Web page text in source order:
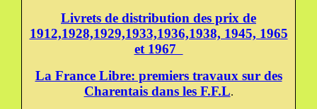
Livrets de distribution des prix de
1912,1928,1929,1933,1936,1938, 1945, 1965
et 1967
La France Libre: premiers travaux sur des
Charentais dans les F.F.L.